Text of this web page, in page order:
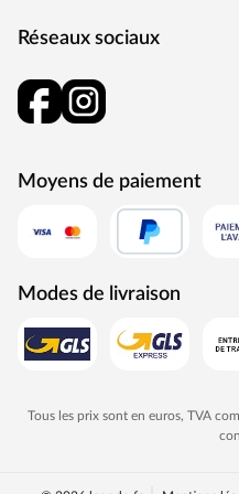
Domaines d'application
sont multiples. Elles
plane et antidérapante sur
Ils ont également un effet
contre le froid qui monte du
caoutchouc sont également
mauvaises conditions
l'intérieur ou à l'extérieur, et
pratique permet de couvrir
dalles en caoutchouc
Réseaux sociaux
Moyens de paiement
Modes de livraison
Tous les prix sont en euros, TVA